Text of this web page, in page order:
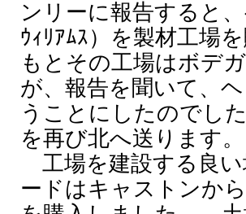
ンリーに報告すると
ｳｨﾘｱﾑｽ）を製材工場
もとその工場はボデ
が、報告を聞いて、
うことにしたのでし
を再び北へ送ります。
工場を建設する良
ードはキャストンか